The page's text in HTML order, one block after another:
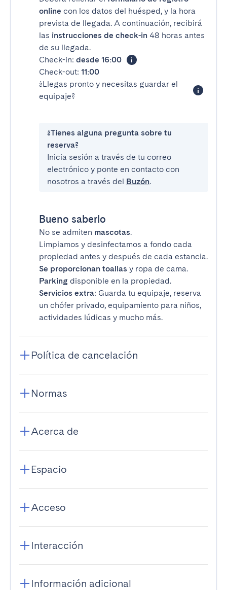
online con los datos del huésped, y la hora
prevista de llegada. A continuación, recibirá
las instrucciones de check-in 48 horas antes
de su llegada.
Check-in: desde 16:00
Check-out: 11:00
¿Llegas pronto y necesitas guardar el
equipaje?
¿Tienes alguna pregunta sobre tu
reserva?
Inicia sesión a través de tu correo
electrónico y ponte en contacto con
nosotros a través del Buzón.
Bueno saberlo
No se admiten mascotas.
Limpiamos y desinfectamos a fondo cada
propiedad antes y después de cada estancia.
Se proporcionan toallas y ropa de cama.
Parking disponible en la propiedad.
Servicios extra: Guarda tu equipaje, reserva
un chófer privado, equipamiento para niños,
actividades lúdicas y mucho más.
Política de cancelación
Normas
Acerca de
Espacio
Acceso
Interacción
Información adicional